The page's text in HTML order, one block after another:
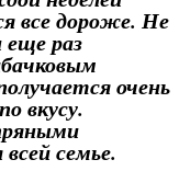
все дороже. Не
раз
очень
вкусу.
семье.